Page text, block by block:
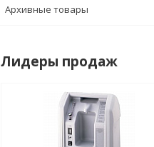
Архивные товары
Лидеры продаж